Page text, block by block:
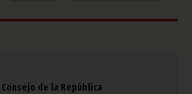
de la República